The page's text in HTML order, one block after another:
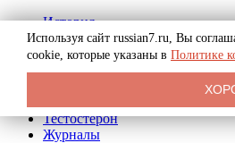
История
Биография
Криминал
Реклама на сайте
Тестостерон
Журналы
Используя сайт russian7.ru, Вы
cookie, которые указаны в Политике